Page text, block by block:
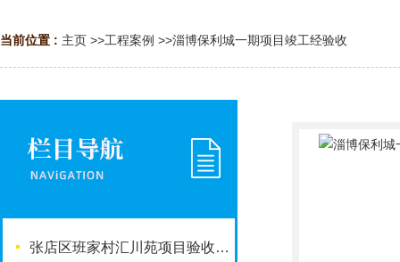
当前位置 : 主页 >>工程案例 >>淄博保利城一期项目竣工经验收
张店区班家村汇川苑项目验收完成